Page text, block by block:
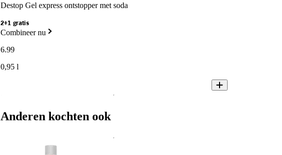
Destop Gel express ontstopper met soda
2+1 gratis
Combineer nu
6.99
0,95 l
Anderen kochten ook